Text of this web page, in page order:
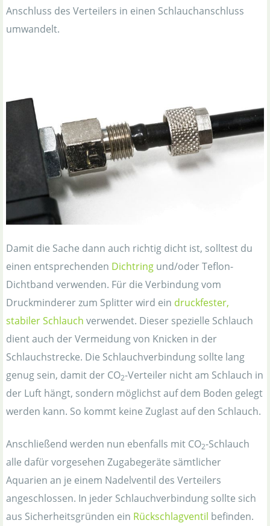
Anschluss des Verteilers in einen Schlauchanschluss
umwandelt.
Damit die Sache dann auch richtig dicht ist, solltest du
einen entsprechenden Dichtring und/oder Teflon-
Dichtband verwenden. Für die Verbindung vom
Druckminderer zum Splitter wird ein druckfester,
stabiler Schlauch verwendet. Dieser spezielle Schlauch
dient auch der Vermeidung von Knicken in der
Schlauchstrecke. Die Schlauchverbindung sollte lang
genug sein, damit der CO2-Verteiler nicht am Schlauch in
der Luft hängt, sondern möglichst auf dem Boden gelegt
werden kann. So kommt keine Zuglast auf den Schlauch.
Anschließend werden nun ebenfalls mit CO2-Schlauch
alle dafür vorgesehen Zugabegeräte sämtlicher
Aquarien an je einem Nadelventil des Verteilers
angeschlossen. In jeder Schlauchverbindung sollte sich
aus Sicherheitsgründen ein Rückschlagventil befinden.